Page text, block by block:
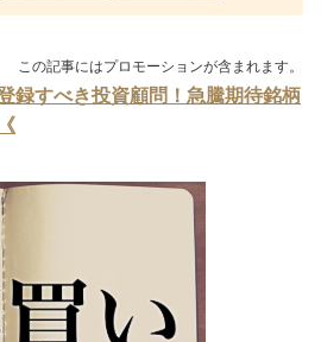
この記事にはプロモーションが含まれます。
録すべき投資顧問！急騰期待銘柄